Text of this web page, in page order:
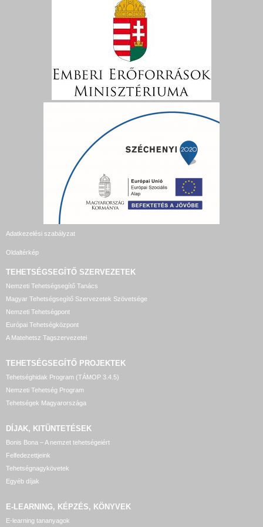
Adatkezelési szabályzat
Oldaltérkép
TEHETSÉGSEGÍTŐ SZERVEZETEK
Nemzeti Tehetségsegítő Tanács
Magyar Tehetségsegítő Szervezetek Szövetsége
Nemzeti Tehetségpont
Európai Tehetségközpont
A Matehetsz Tagszervezetei
TEHETSÉGSEGÍTŐ PROJEKTEK
Tehetséghidak Program (TÁMOP 3.4.5)
Nemzeti Tehetség Program
Tehetségek Magyarországa
DÍJAK, KITÜNTETÉSEK
Bonis Bona – A nemzet tehetségeiért
Felfedezettjeink
Tehetségnagykövetek
Egyéb díjak
E-LEARNING, KÉPZÉS, KÖNYVEK
E-learning tananyagok